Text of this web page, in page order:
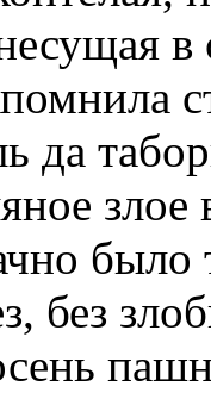
да
злое
было
без